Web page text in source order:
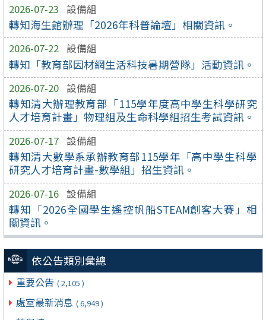
2026-07-23 設備組
轉知海生館辦理「2026年科普論壇」相關資訊。
2026-07-22 設備組
轉知「教育部因材網生活科技暑期營隊」活動資訊。
2026-07-20 設備組
轉知清大辦理教育部「115學年度高中學生科學研究
人才培育計畫」物理組及生命科學組招生考試資訊。
2026-07-17 設備組
轉知清大數學系承辦教育部115學年「高中學生科學
研究人才培育計畫-數學組」招生資訊。
2026-07-16 設備組
轉知「2026全國學生遙控帆船STEAM創客大賽」相
關資訊。
依公告類別彙總
重要公告 ( 2,105 )
處室最新消息 ( 6,949 )